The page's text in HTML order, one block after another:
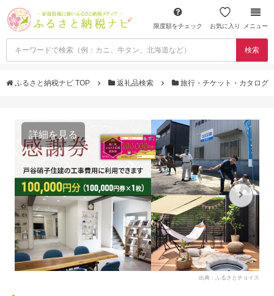
限度額をチェック お気に入り メニュー
検索
ふるさと納税ナビ TOP 返礼品検索 旅行・チケット・カタログ
詳細を見る
出典：ふるさとチョイス